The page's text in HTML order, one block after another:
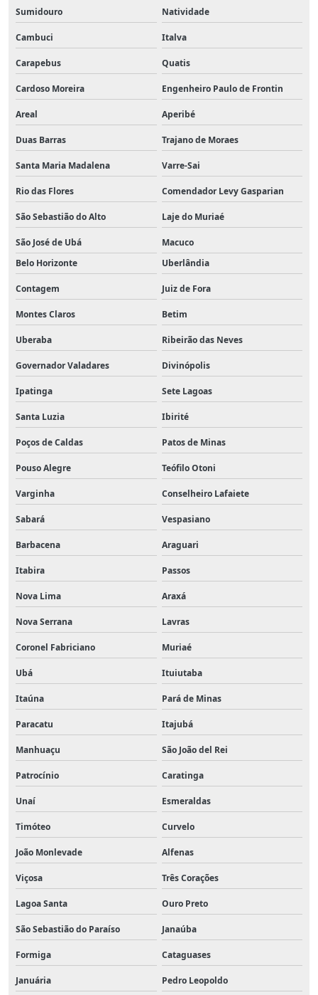
Sumidouro Natividade
Cambuci Italva
Carapebus Quatis
Cardoso Moreira Engenheiro Paulo de Frontin
Areal Aperibé
Duas Barras Trajano de Moraes
Santa Maria Madalena Varre-Sai
Rio das Flores Comendador Levy Gasparian
São Sebastião do Alto Laje do Muriaé
São José de Ubá
Macuco
Belo Horizonte
Uberlândia
Contagem Juiz de Fora
Montes Claros Betim
Uberaba Ribeirão das Neves
Governador Valadares Divinópolis
Ipatinga Sete Lagoas
Santa Luzia Ibirité
Poços de Caldas Patos de Minas
Pouso Alegre Teófilo Otoni
Varginha Conselheiro Lafaiete
Sabará Vespasiano
Barbacena Araguari
Itabira Passos
Nova Lima Araxá
Nova Serrana Lavras
Coronel Fabriciano Muriaé
Ubá Ituiutaba
Itaúna Pará de Minas
Paracatu Itajubá
Manhuaçu São João del Rei
Patrocínio Caratinga
Unaí Esmeraldas
Timóteo Curvelo
João Monlevade Alfenas
Viçosa Três Corações
Lagoa Santa Ouro Preto
São Sebastião do Paraíso Janaúba
Formiga Cataguases
Januária Pedro Leopoldo